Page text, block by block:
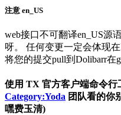
注意 en_US
web接口不可翻译en_US源
呀。 任何变更一定会体现
将您的提交pull到Dolibarr在
使用 TX 官方客户端命令
Category:Yoda 团队看的
嘿费玉清)